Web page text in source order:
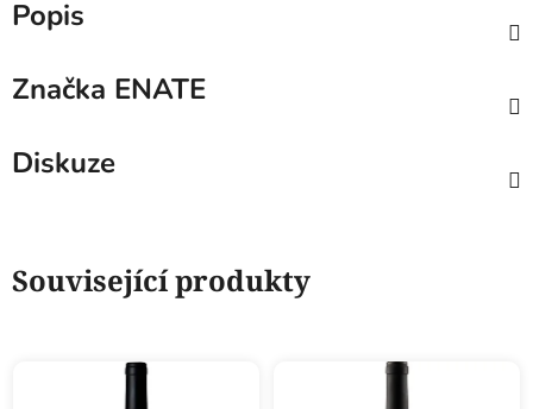
Popis
Značka ENATE
Diskuze
Související produkty